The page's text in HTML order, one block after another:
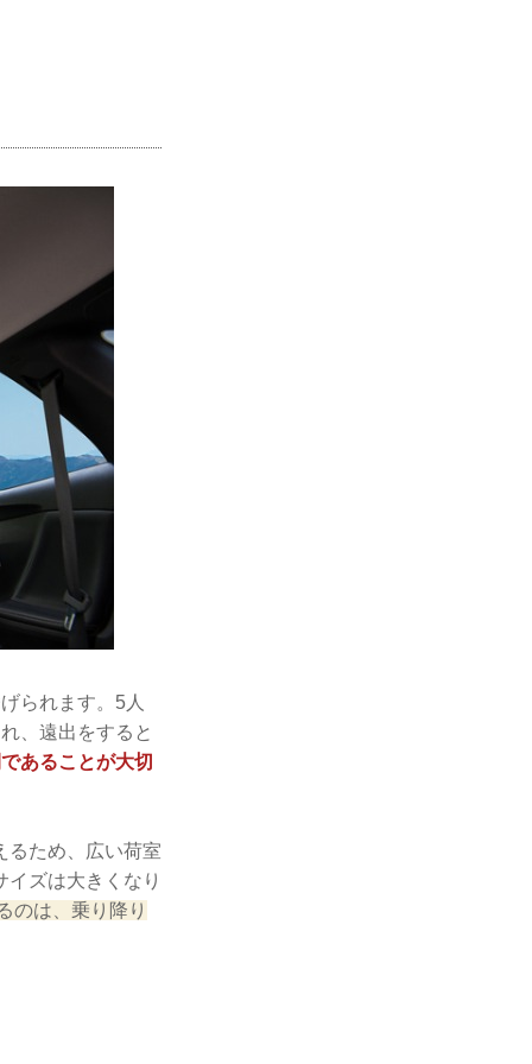
られます。5人
、遠出をすると
あることが大切
るため、広い荷室
ズは大きくなり
のは、乗り降り